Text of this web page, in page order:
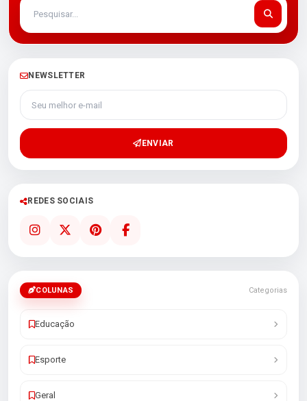
NEWSLETTER
Seu melhor e-mail
ENVIAR
REDES SOCIAIS
COLUNAS Categorias
Educação
Esporte
Geral